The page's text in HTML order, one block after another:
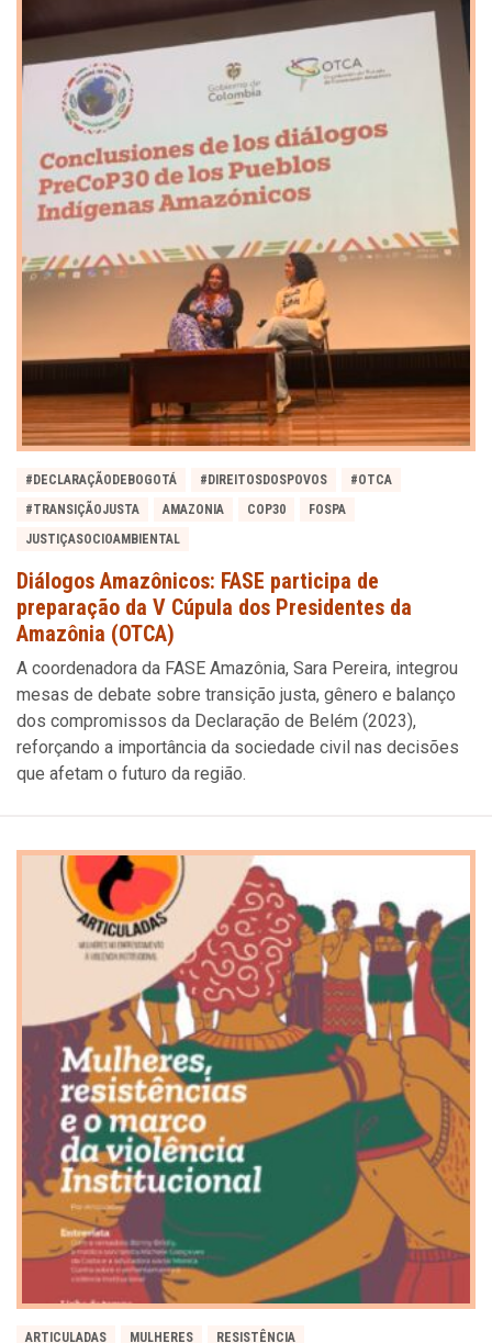
#DECLARAÇÃODEBOGOTÁ #DIREITOSDOSPOVOS
#OTCA
#TRANSIÇÃOJUSTA
AMAZONIA COP30
FOSPA
JUSTIÇASOCIOAMBIENTAL
Diálogos Amazônicos: FASE participa de
preparação da V Cúpula dos Presidentes da
Amazônia (OTCA)
A coordenadora da FASE Amazônia, Sara Pereira, integrou
mesas de debate sobre transição justa, gênero e balanço
dos compromissos da Declaração de Belém (2023),
reforçando a importância da sociedade civil nas decisões
que afetam o futuro da região.
ARTICULADAS MULHERES RESISTÊNCIA